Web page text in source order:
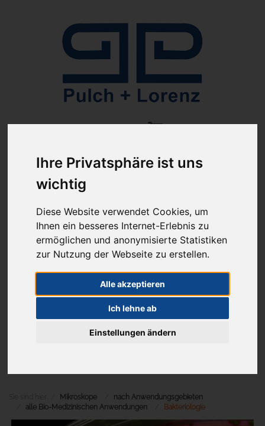
Ihre Privatsphäre ist uns
wichtig
Diese Website verwendet Cookies, um
Ihnen ein besseres Internet-Erlebnis zu
ermöglichen und anonymisierte Statistiken
zur Nutzung der Webseite zu erstellen.
Alle akzeptieren
Ich lehne ab
Einstellungen ändern
ab 100€ versandkostenfrei
(innerhalb Deutschlands)
Sie haben Fragen?
07641-9360300
Sie sind hier: Mikroskope
nach Anwendungsgebieten
alle Bio-Medizinischen Anwendungen
Bakteriologie